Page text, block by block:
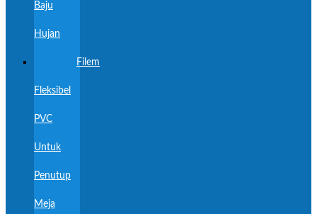
Baju
Hujan
Filem
Fleksibel
PVC
Untuk
Penutup
Meja